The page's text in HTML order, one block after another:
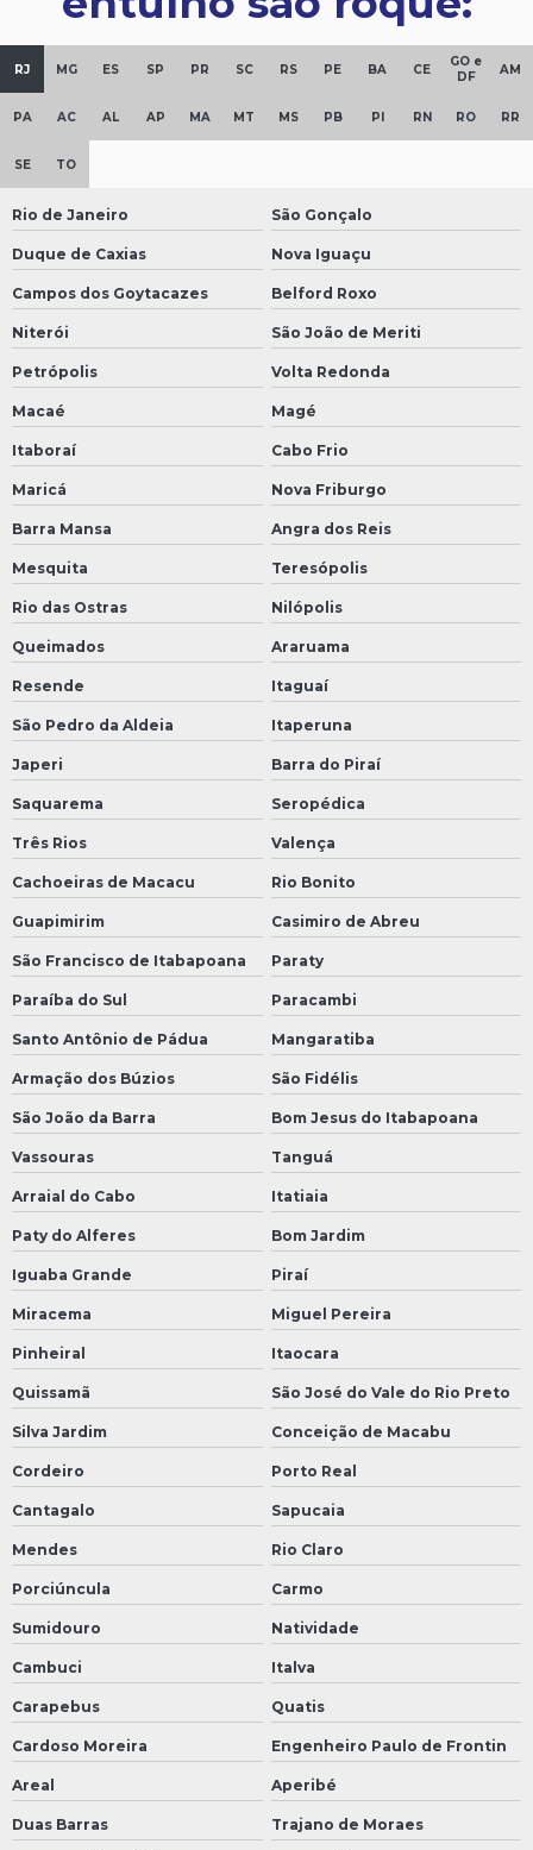
RJ MG ES SP PR SC RS PE BA CE
GO e
DF
AM
PA AC AL AP MA MT MS PB PI RN RO RR
SE TO
Rio de Janeiro São Gonçalo
Duque de Caxias Nova Iguaçu
Campos dos Goytacazes Belford Roxo
Niterói São João de Meriti
Petrópolis Volta Redonda
Macaé Magé
Itaboraí Cabo Frio
Maricá Nova Friburgo
Barra Mansa Angra dos Reis
Mesquita Teresópolis
Rio das Ostras Nilópolis
Queimados Araruama
Resende Itaguaí
São Pedro da Aldeia Itaperuna
Japeri Barra do Piraí
Saquarema Seropédica
Três Rios Valença
Cachoeiras de Macacu Rio Bonito
Guapimirim Casimiro de Abreu
São Francisco de Itabapoana Paraty
Paraíba do Sul Paracambi
Santo Antônio de Pádua Mangaratiba
Armação dos Búzios São Fidélis
São João da Barra Bom Jesus do Itabapoana
Vassouras Tanguá
Arraial do Cabo Itatiaia
Paty do Alferes Bom Jardim
Iguaba Grande Piraí
Miracema Miguel Pereira
Pinheiral Itaocara
Quissamã São José do Vale do Rio Preto
Silva Jardim Conceição de Macabu
Cordeiro Porto Real
Cantagalo Sapucaia
Mendes Rio Claro
Porciúncula Carmo
Sumidouro Natividade
Cambuci Italva
Carapebus Quatis
Cardoso Moreira Engenheiro Paulo de Frontin
Areal Aperibé
Duas Barras Trajano de Moraes